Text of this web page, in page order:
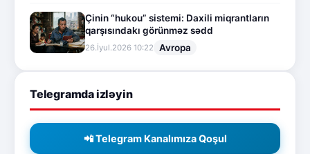
Çinin “hukou” sistemi: Daxili miqrantların
qarşısındakı görünməz sədd
26.İyul.2026 10:22 Avropa
Telegramda izləyin
📲 Telegram Kanalımıza Qoşul